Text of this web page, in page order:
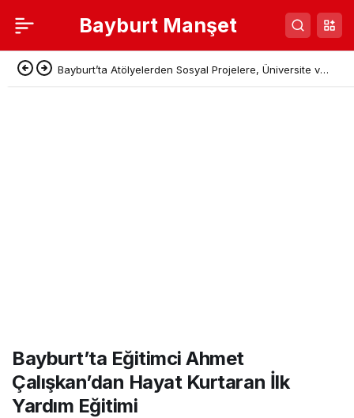
Bayburt Manşet
Bayburt’ta Atölyelerden Sosyal Projelere, Üniversite ve
Bayburt’ta Eğitimci Ahmet
Çalışkan’dan Hayat Kurtaran İlk
Yardım Eğitimi